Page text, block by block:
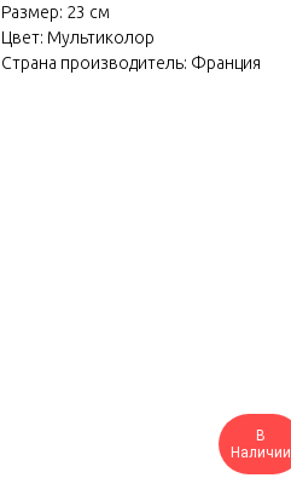
Размер: 23 см
Цвет: Мультиколор
Страна производитель: Франция
В
Наличии